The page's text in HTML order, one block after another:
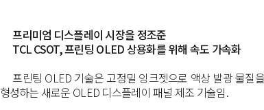
프리미엄 디스플레이 시장을 정조준
TCL CSOT,프린팅 OLED상용화를 위해 속도 가속화
프린팅 OLED 기술은 고정밀 잉크젯으로 액상 발광 물질
형성하는 새로운 OLED 디스플레이 패널 제조 기술임.